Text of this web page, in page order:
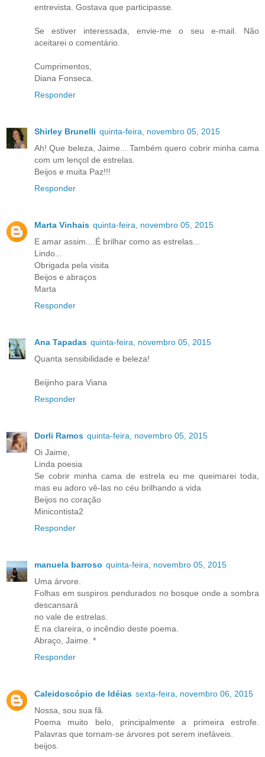
entrevista. Gostava que participasse.
Se estiver interessada, envie-me o seu e-mail. Não
aceitarei o comentário.
Cumprimentos,
Diana Fonseca.
Responder
Shirley Brunelli quinta-feira, novembro 05, 2015
Ah! Que beleza, Jaime... Também quero cobrir minha cama
com um lençol de estrelas.
Beijos e muita Paz!!!
Responder
Marta Vinhais quinta-feira, novembro 05, 2015
E amar assim....É brilhar como as estrelas...
Lindo...
Obrigada pela visita
Beijos e abraços
Marta
Responder
Ana Tapadas quinta-feira, novembro 05, 2015
Quanta sensibilidade e beleza!
Beijinho para Viana
Responder
Dorli Ramos quinta-feira, novembro 05, 2015
Oi Jaime,
Linda poesia
Se cobrir minha cama de estrela eu me queimarei toda,
mas eu adoro vê-las no céu brilhando a vida
Beijos no coração
Minicontista2
Responder
manuela barroso quinta-feira, novembro 05, 2015
Uma árvore.
Folhas em suspiros pendurados no bosque onde a sombra
descansará
no vale de estrelas.
E na clareira, o incêndio deste poema.
Abraço, Jaime. *
Responder
Caleidoscópio de Idéias sexta-feira, novembro 06, 2015
Nossa, sou sua fã.
Poema muito belo, principalmente a primeira estrofe.
Palavras que tornam-se árvores pot serem inefáveis.
beijos.